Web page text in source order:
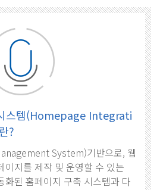
스템(Homepage Integrati
?
System)기반으로, 웹
이지를 제작 및 운영할 수 있는
화된 홈페이지 구축 시스템과 다